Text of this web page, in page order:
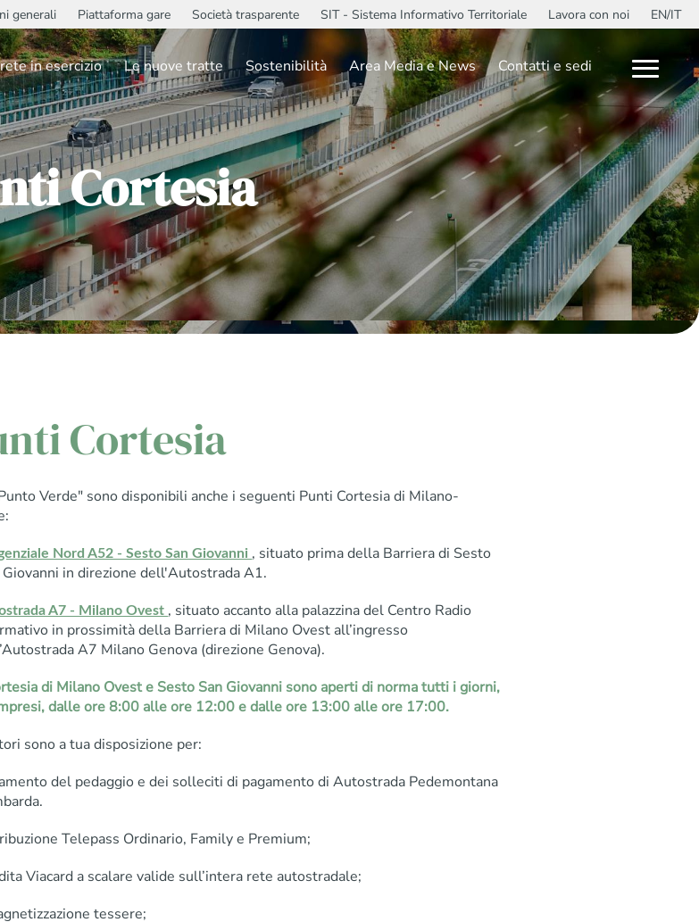
generali Piattaforma gare Società trasparente SIT - Sistema Informativo Territoriale Lavora con noi EN/IT
in esercizio Le nuove tratte Sostenibilità Area Media e News Contatti e sedi
Cortesia
Cortesia
Verde" sono disponibili anche i seguenti Punti Cortesia di Milano-
Nord A52 - Sesto San Giovanni , situato prima della Barriera di Sesto
Giovanni in direzione dell'Autostrada A1.
A7 - Milano Ovest , situato accanto alla palazzina del Centro Radio
in prossimità della Barriera di Milano Ovest all’ingresso
A7 Milano Genova (direzione Genova).
di Milano Ovest e Sesto San Giovanni sono aperti di norma tutti i giorni,
dalle ore 8:00 alle ore 12:00 e dalle ore 13:00 alle ore 17:00.
sono a tua disposizione per:
del pedaggio e dei solleciti di pagamento di Autostrada Pedemontana
Telepass Ordinario, Family e Premium;
Viacard a scalare valide sull’intera rete autostradale;
tessere;